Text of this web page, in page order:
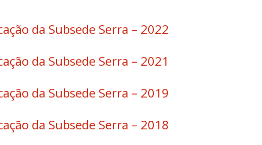
da Subsede Serra – 2022
da Subsede Serra – 2021
da Subsede Serra – 2019
da Subsede Serra – 2018